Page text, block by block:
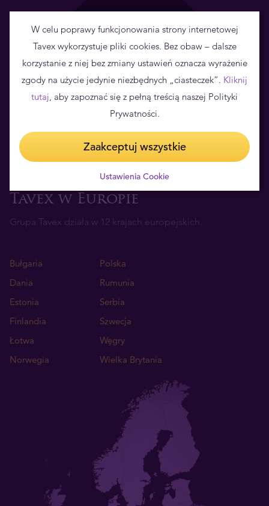
12
państw
Tavex w Europie
Grupa Tavex działa w 12 krajach europejskich.
Bułgaria
Dania
Estonia
Finlandia
Łotwa
Norwegia
Polska
Rumunia
Serbia
Szwecja
Węgry
Wielka Brytania
W celu poprawy funkcjonowania strony internetowej
Tavex wykorzystuje pliki cookies. Bez obaw – dalsze
korzystanie z niej bez zmiany ustawień oznacza wyrażenie
zgody na użycie jedynie niezbędnych „ciasteczek”. Kliknij
tutaj, aby zapoznać się z pełną treścią naszej Polityki
Prywatności.
Zaakceptuj wszystkie
Ustawienia Cookie